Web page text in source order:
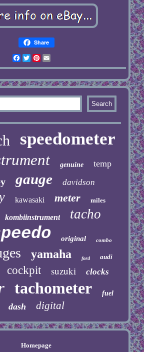
Share
Facebook
TwitterPinterest
speedometer
genuine temp
gauge davidson
kawasaki meter miles
kombiinstrument tacho
original combo
yamaha ford audi
cockpit suzuki clocks
tachometer fuel
dash digital
Homepage